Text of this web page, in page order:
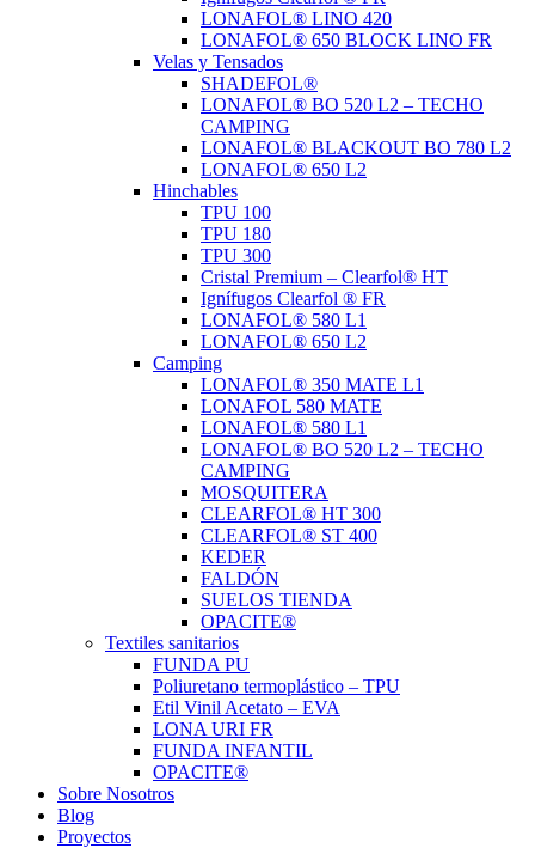
LONAFOL® LINO 420
LONAFOL® 650 BLOCK LINO FR
Velas y Tensados
SHADEFOL®
LONAFOL® BO 520 L2 – TECHO
CAMPING
LONAFOL® BLACKOUT BO 780 L2
LONAFOL® 650 L2
Hinchables
TPU 100
TPU 180
TPU 300
Cristal Premium – Clearfol® HT
Ignífugos Clearfol ® FR
LONAFOL® 580 L1
LONAFOL® 650 L2
Camping
LONAFOL® 350 MATE L1
LONAFOL 580 MATE
LONAFOL® 580 L1
LONAFOL® BO 520 L2 – TECHO
CAMPING
MOSQUITERA
CLEARFOL® HT 300
CLEARFOL® ST 400
KEDER
FALDÓN
SUELOS TIENDA
OPACITE®
Textiles sanitarios
FUNDA PU
Poliuretano termoplástico – TPU
Etil Vinil Acetato – EVA
LONA URI FR
FUNDA INFANTIL
OPACITE®
Sobre Nosotros
Blog
Proyectos